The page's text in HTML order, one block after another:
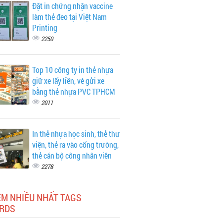
Đặt in chứng nhận vaccine
làm thẻ đeo tại Việt Nam
Printing
2250
Top 10 công ty in thẻ nhựa
giữ xe lấy liền, vé gửi xe
bằng thẻ nhựa PVC TPHCM
2011
In thẻ nhựa học sinh, thẻ thư
viện, thẻ ra vào cổng trường,
thẻ cán bộ công nhân viên
2278
NHIỀU NHẤT TAGS